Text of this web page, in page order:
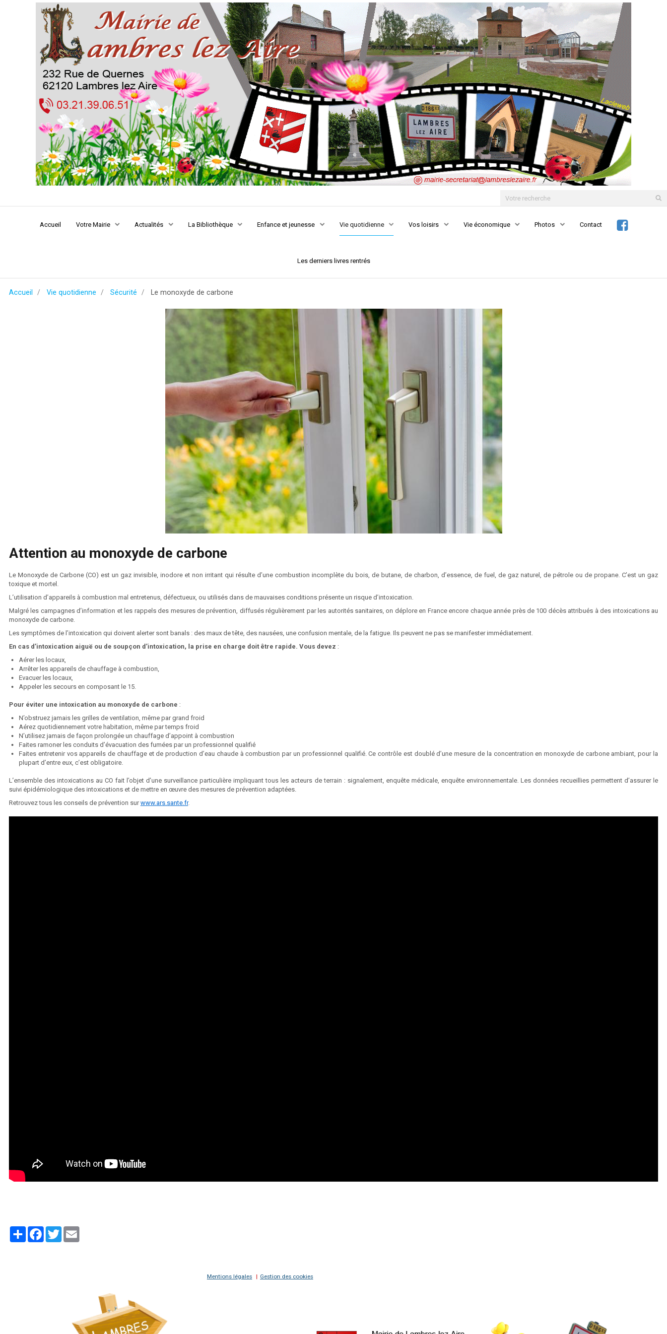
Accueil Votre Mairie Actualités La Bibliothèque Enfance et jeunesse Vie quotidienne Vos loisirs Vie économique Photos Contact
Les derniers livres rentrés
Accueil Vie quotidienne Sécurité Le monoxyde de carbone
Attention au monoxyde de carbone
Le Monoxyde de Carbone (CO) est un gaz invisible, inodore et non irritant qui résulte d’une combustion incomplète du bois, de butane, de charbon, d’essence, de fuel, de gaz naturel, de pétrole ou de propane. C’est un gaz
toxique et mortel.
L’utilisation d’appareils à combustion mal entretenus, défectueux, ou utilisés dans de mauvaises conditions présente un risque d’intoxication.
Malgré les campagnes d’information et les rappels des mesures de prévention, diffusés régulièrement par les autorités sanitaires, on déplore en France encore chaque année près de 100 décès attribués à des intoxications au
monoxyde de carbone.
Les symptômes de l’intoxication qui doivent alerter sont banals : des maux de tête, des nausées, une confusion mentale, de la fatigue. Ils peuvent ne pas se manifester immédiatement.
En cas d’intoxication aiguë ou de soupçon d’intoxication, la prise en charge doit être rapide. Vous devez :
Aérer les locaux,
Arrêter les appareils de chauffage à combustion,
Evacuer les locaux,
Appeler les secours en composant le 15.
Pour éviter une intoxication au monoxyde de carbone :
N’obstruez jamais les grilles de ventilation, même par grand froid
Aérez quotidiennement votre habitation, même par temps froid
N’utilisez jamais de façon prolongée un chauffage d’appoint à combustion
Faites ramoner les conduits d’évacuation des fumées par un professionnel qualifié
Faites entretenir vos appareils de chauffage et de production d’eau chaude à combustion par un professionnel qualifié. Ce contrôle est doublé d’une mesure de la concentration en monoxyde de carbone ambiant, pour la
plupart d’entre eux, c’est obligatoire.
L’ensemble des intoxications au CO fait l’objet d’une surveillance particulière impliquant tous les acteurs de terrain : signalement, enquête médicale, enquête environnementale. Les données recueillies permettent d’assurer le
suivi épidémiologique des intoxications et de mettre en œuvre des mesures de prévention adaptées.
Retrouvez tous les conseils de prévention surwww.ars.sante.fr.
PartagerFacebook
Twitter
Mentions légales Gestion des cookies